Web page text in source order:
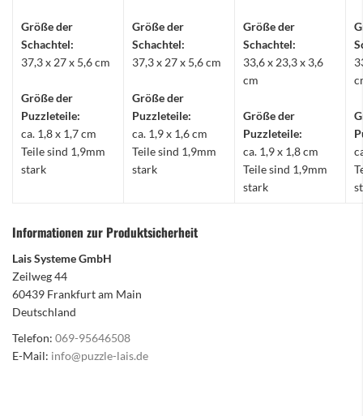
Größe der
Schachtel:
37,3 x 27 x 5,6 cm
Größe der
Puzzleteile:
ca. 1,8 x 1,7 cm
Teile sind 1,9mm
stark
Größe der
Schachtel:
37,3 x 27 x 5,6 cm
Größe der
Puzzleteile:
ca. 1,9 x 1,6 cm
Teile sind 1,9mm
stark
Größe der
Schachtel:
33,6 x 23,3 x 3,6
cm
Größe der
Puzzleteile:
ca. 1,9 x 1,8 cm
Teile sind 1,9mm
stark
Informationen zur Produktsicherheit
Lais Systeme GmbH
Zeilweg 44
60439 Frankfurt am Main
Deutschland
Telefon: 069-95646508
E-Mail: info@puzzle-lais.de